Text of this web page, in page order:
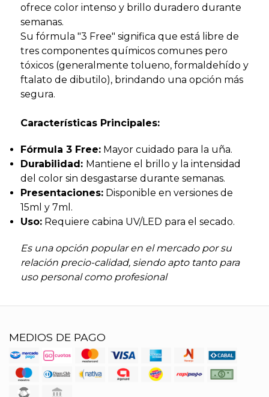
ofrece color intenso y brillo duradero durante
semanas.
Su fórmula "3 Free" significa que está libre de
tres componentes químicos comunes pero
tóxicos (generalmente tolueno, formaldehído y
ftalato de dibutilo), brindando una opción más
segura.
Características Principales:
Fórmula 3 Free:Mayor cuidado para la uña.
Durabilidad: Mantiene el brillo y la intensidad
del color sin desgastarse durante semanas.
Presentaciones:Disponible en versiones de
15ml y 7ml.
Uso:Requiere cabina UV/LED para el secado.
Es una opción popular en el mercado por su
relación precio-calidad, siendo apto tanto para
uso personal como profesional
MEDIOS DE PAGO